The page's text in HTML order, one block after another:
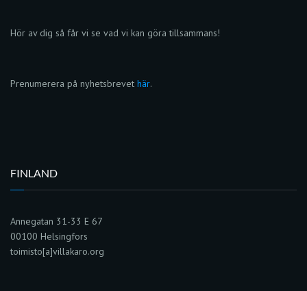
Hör av dig så får vi se vad vi kan göra tillsammans!
Prenumerera på nyhetsbrevet här.
FINLAND
Annegatan 31-33 E 67
00100 Helsingfors
toimisto[a]villakaro.org